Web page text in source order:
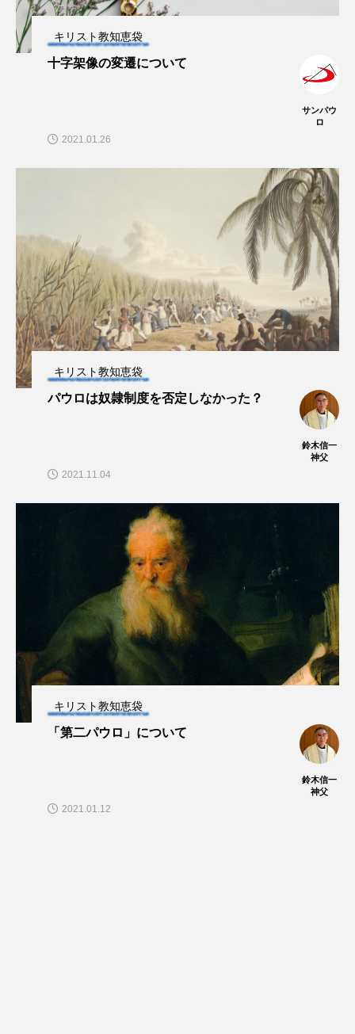
キリスト教知恵袋
十字架像の変遷について
サンパウ
ロ
2021.01.26
キリスト教知恵袋
パウロは奴隷制度を否定しなかった？
鈴木信一
神父
2021.11.04
キリスト教知恵袋
「第二パウロ」について
鈴木信一
神父
2021.01.12